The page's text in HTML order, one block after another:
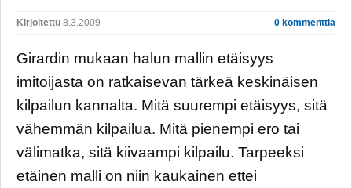
Kirjoitettu 8.3.2009 0 kommenttia
Girardin mukaan halun mallin etäisyys
imitoijasta on ratkaisevan tärkeä keskinäisen
kilpailun kannalta. Mitä suurempi etäisyys, sitä
vähemmän kilpailua. Mitä pienempi ero tai
välimatka, sitä kiivaampi kilpailu. Tarpeeksi
etäinen malli on niin kaukainen ettei